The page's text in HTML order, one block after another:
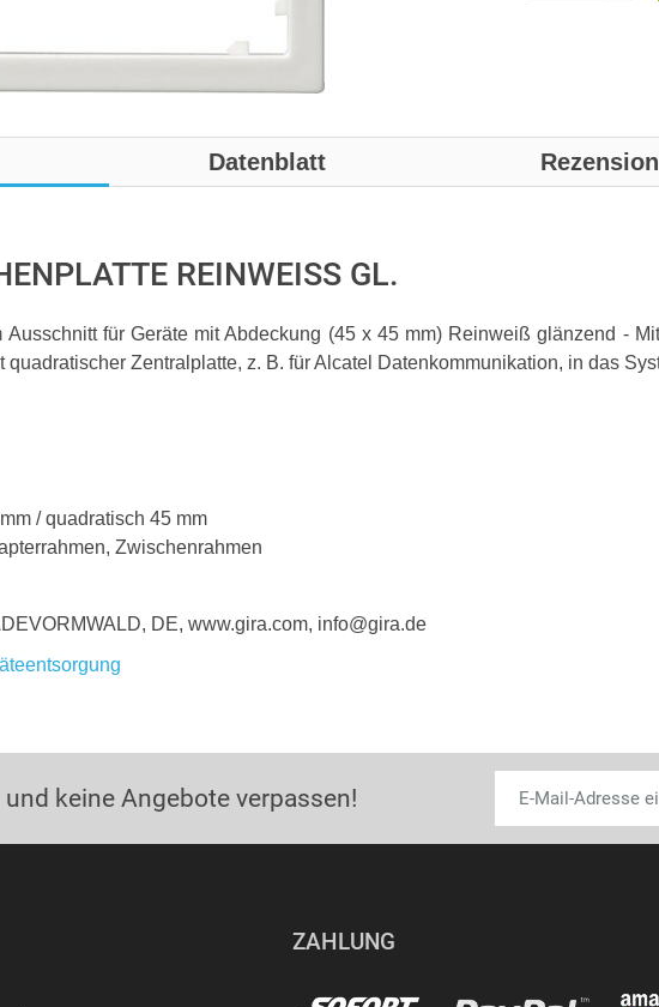
Datenblatt
REINWEISS GL.
Ausschnitt für Geräte mit Abdeckung (45 x 45 mm) Reinweiß glänzend -
Zentralplatte, z. B. für Alcatel Datenkommunikation, in das
/ quadratisch 45 mm
Zwischenrahmen
DE, www.gira.com, info@gira.de
keine Angebote verpassen!
ZAHLUNG